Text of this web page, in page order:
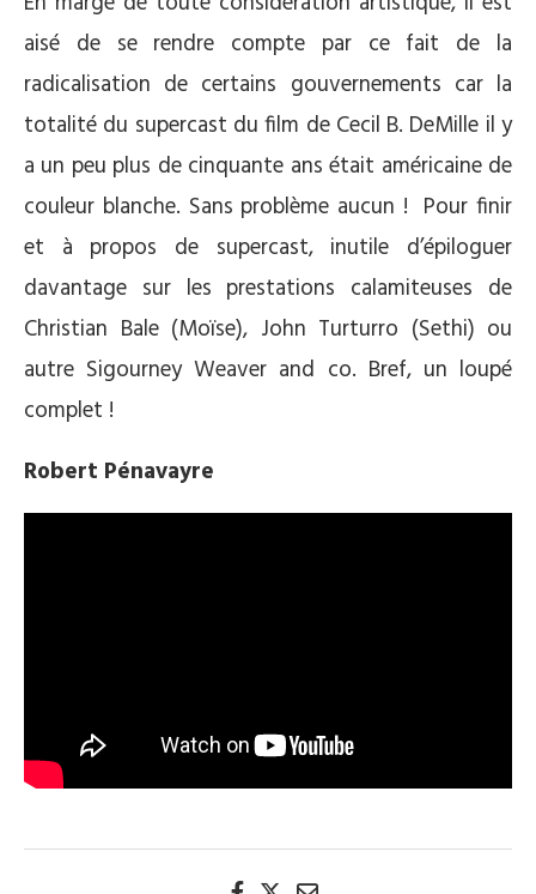
aisé de se rendre compte par ce fait de la
radicalisation de certains gouvernements car la
totalité du supercast du film de Cecil B. DeMille il y
a un peu plus de cinquante ans était américaine de
couleur blanche. Sans problème aucun ! Pour finir
et à propos de supercast, inutile d’épiloguer
davantage sur les prestations calamiteuses de
Christian Bale (Moïse), John Turturro (Sethi) ou
autre Sigourney Weaver and co. Bref, un loupé
complet !
Robert Pénavayre